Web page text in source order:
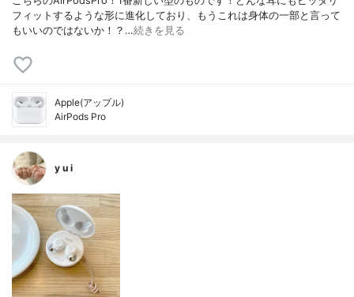
フィットするような形に進化しており、もうこれは身体の一部と言って
もいいのではないか！？…続きを見る
Apple(アップル)
AirPods Pro
y u i